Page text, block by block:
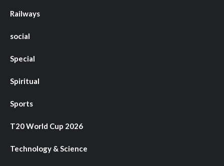
Railways
social
Special
Spiritual
Sports
T20 World Cup 2026
Technology & Science